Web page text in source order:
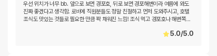
우선 위치가 너무 bb. 앞으로 보면 경포호, 뒤로 보면 경포해변이라 여름에 와도
진짜 좋겠다고 생각함. 로비에 직원분들도 정말 친절하고 먼저 도와주시고, 호텔
조식도 맛있는 것들로 필요한 만큼 꽉 채워진 느낌! 조식 먹고 경포호나 해변쪽…
5.0/5.0